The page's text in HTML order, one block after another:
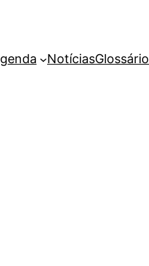
NotíciasGlossário